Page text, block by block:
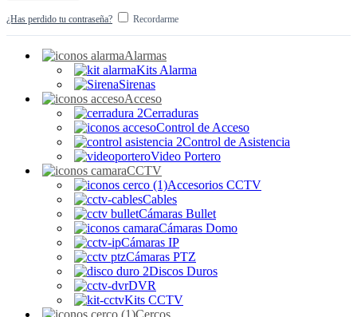
¿Has perdido tu contraseña? Recordarme
Alarmas
Kits Alarma
Sirenas
Acceso
Cerraduras
Control de Acceso
Control de Asistencia
Video Portero
CCTV
Accesorios CCTV
Cables
Cámaras Bullet
Cámaras Domo
Cámaras IP
Cámaras PTZ
Discos Duros
DVR
Kits CCTV
Cercos